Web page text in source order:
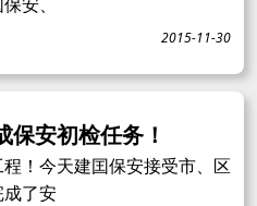
2015-11-30
安初检任务！
！今天建囯保安接受市、区
了安